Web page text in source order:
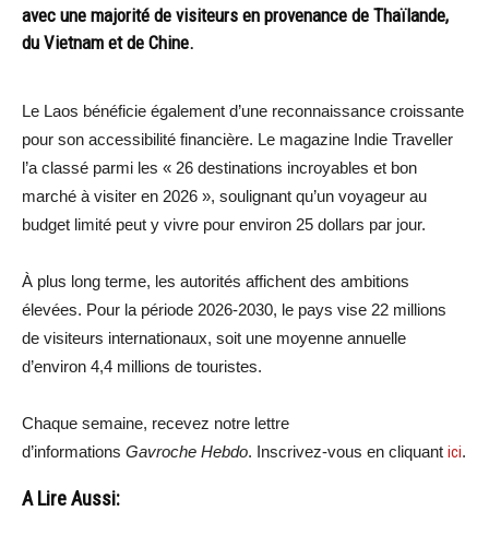
avec une majorité de visiteurs en provenance de Thaïlande,
du Vietnam et de Chine.
Le Laos bénéficie également d’une reconnaissance croissante
pour son accessibilité financière. Le magazine Indie Traveller
l’a classé parmi les « 26 destinations incroyables et bon
marché à visiter en 2026 », soulignant qu’un voyageur au
budget limité peut y vivre pour environ 25 dollars par jour.
À plus long terme, les autorités affichent des ambitions
élevées. Pour la période 2026-2030, le pays vise 22 millions
de visiteurs internationaux, soit une moyenne annuelle
d’environ 4,4 millions de touristes.
Chaque semaine, recevez notre lettre
d’informations Gavroche Hebdo. Inscrivez-vous en cliquant ici.
A Lire Aussi: